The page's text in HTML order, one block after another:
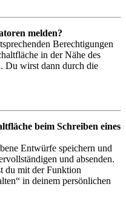
melden?
Berechtigungen
in der Nähe des
Du wirst dann durch die
beim Schreiben eines
Entwürfe speichern und
und absenden.
du mit der Funktion
in deinem persönlichen